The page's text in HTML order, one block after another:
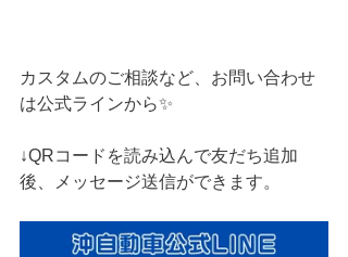
カスタムのご相談など、お問い合わせ
は公式ラインから✨
↓QRコードを読み込んで友だち追加
後、メッセージ送信ができます。